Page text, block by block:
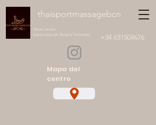
thaisportmassagebcn
+34 631504676
Nanan Inchan
Especialista en Terapia Tailandesa
Mapa del
centro